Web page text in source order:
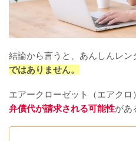
結論から言うと、あんしんレン
ではありません。
エアークローゼット（エアクロ
弁償代が請求される可能性があ